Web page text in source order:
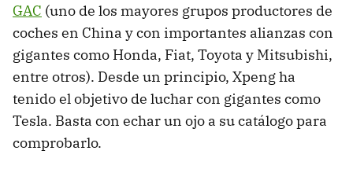
GAC (uno de los mayores grupos productores de
coches en China y con importantes alianzas con
gigantes como Honda, Fiat, Toyota y Mitsubishi,
entre otros). Desde un principio, Xpeng ha
tenido el objetivo de luchar con gigantes como
Tesla. Basta con echar un ojo a su catálogo para
comprobarlo.